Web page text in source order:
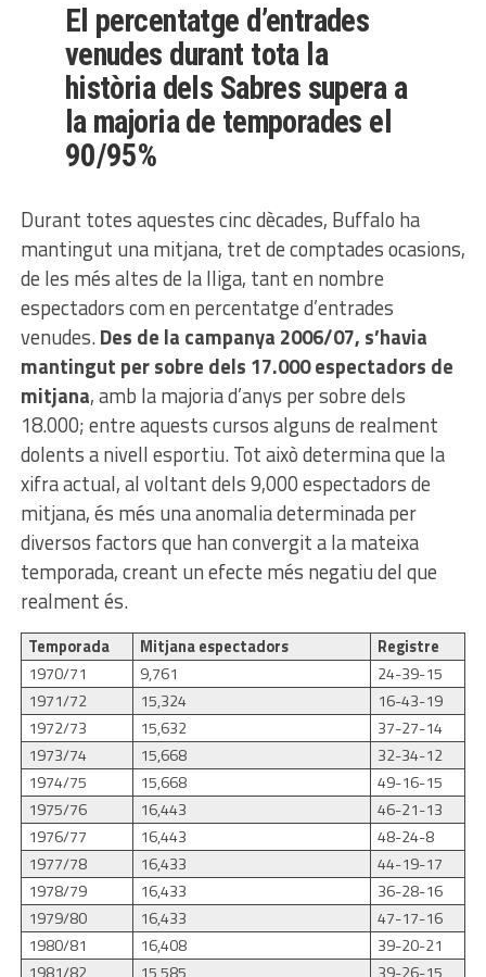
El percentatge d’entrades
venudes durant tota la
història dels Sabres supera a
la majoria de temporades el
90/95%
Durant totes aquestes cinc dècades, Buffalo ha
mantingut una mitjana, tret de comptades ocasions,
de les més altes de la lliga, tant en nombre
espectadors com en percentatge d’entrades
venudes.Des de la campanya 2006/07, s’havia
mantingut per sobre dels 17.000 espectadors de
mitjana, amb la majoria d’anys per sobre dels
18.000; entre aquests cursos alguns de realment
dolents a nivell esportiu. Tot això determina que la
xifra actual, al voltant dels 9,000 espectadors de
mitjana, és més una anomalia determinada per
diversos factors que han convergit a la mateixa
temporada, creant un efecte més negatiu del que
realment és.
Temporada Mitjana espectadors
Registre
1970/71
9,761
24-39-15
1971/72
15,324
16-43-19
1972/73
15,632
37-27-14
1973/74
15,668
32-34-12
1974/75
15,668
49-16-15
1975/76
16,443
46-21-13
1976/77
16,443
48-24-8
1977/78
16,433
44-19-17
1978/79
16,433
36-28-16
1979/80
16,433
47-17-16
1980/81
16,408
39-20-21